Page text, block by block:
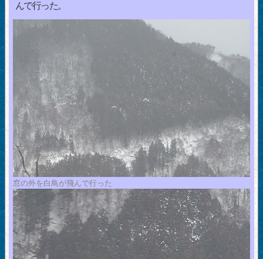
んで行った。
窓の外を白鳥が飛んで行った